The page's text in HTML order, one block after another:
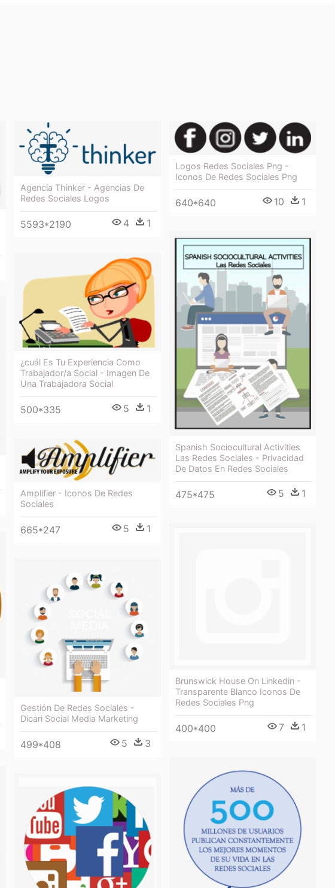
Agencia Thinker - Agencias De
Redes Sociales Logos
5593*2190 4 1
Logos Redes Sociales Png -
Iconos De Redes Sociales Png
640*640 10 1
Spanish Sociocultural Activities
Las Redes Sociales - Privacidad
De Datos En Redes Sociales
475*475 5 1
¿cuál Es Tu Experiencia Como
Trabajador/a Social - Imagen De
Una Trabajadora Social
500*335 5 1
Amplifier - Iconos De Redes
Sociales
665*247 5 1
Brunswick House On Linkedin -
Transparente Blanco Iconos De
Redes Sociales Png
400*400 7 1
Gestión De Redes Sociales -
Dicari Social Media Marketing
499*408 5 3